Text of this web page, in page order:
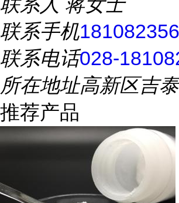
联系手机
联系电话028-
所在地址高新区吉
推荐产品